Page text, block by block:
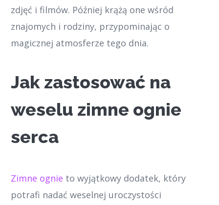
zdjęć i filmów. Później krążą one wśród
znajomych i rodziny, przypominając o
magicznej atmosferze tego dnia.
Jak zastosować na
weselu zimne ognie
serca
Zimne ognie to wyjątkowy dodatek, który
potrafi nadać weselnej uroczystości